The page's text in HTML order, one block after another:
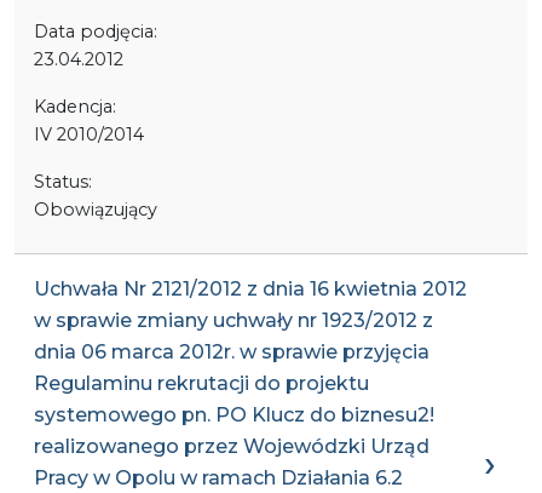
Data podjęcia:
23.04.2012
Kadencja:
IV 2010/2014
Status:
Obowiązujący
Uchwała Nr 2121/2012 z dnia 16 kwietnia 2012
w sprawie zmiany uchwały nr 1923/2012 z
dnia 06 marca 2012r. w sprawie przyjęcia
Regulaminu rekrutacji do projektu
systemowego pn. PO Klucz do biznesu2!
realizowanego przez Wojewódzki Urząd
Pracy w Opolu w ramach Działania 6.2